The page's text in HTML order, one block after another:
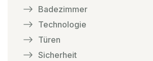
Badezimmer
Technologie
Türen
Sicherheit